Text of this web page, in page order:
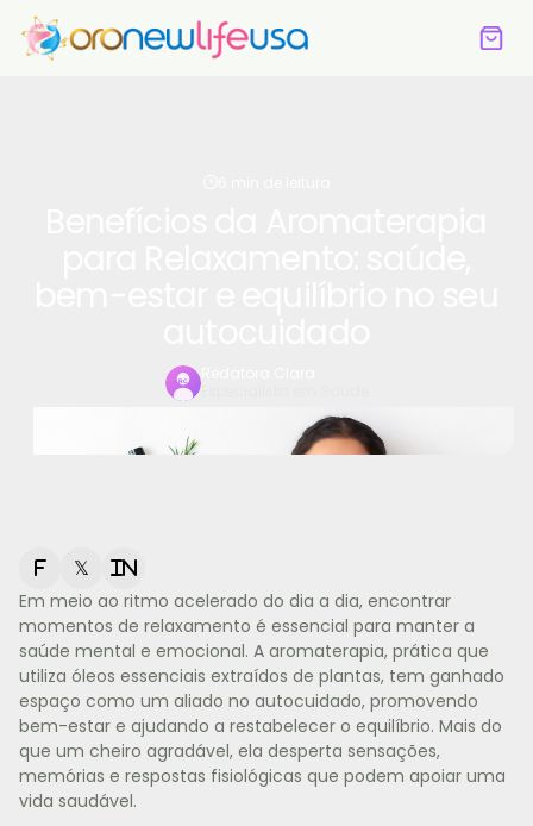
Especialista em Saúde
f 𝕏 in
Em meio ao ritmo acelerado do dia a dia, encontrar
momentos de relaxamento é essencial para manter a
saúde mental e emocional. A aromaterapia, prática que
utiliza óleos essenciais extraídos de plantas, tem ganhado
espaço como um aliado no autocuidado, promovendo
bem-estar e ajudando a restabelecer o equilíbrio. Mais do
que um cheiro agradável, ela desperta sensações,
memórias e respostas fisiológicas que podem apoiar uma
vida saudável.